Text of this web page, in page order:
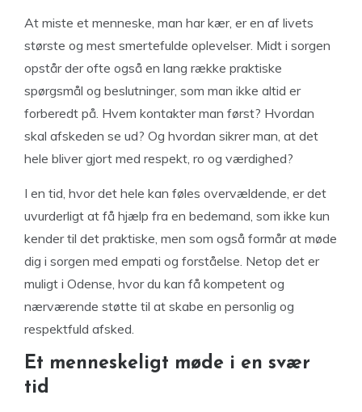
At miste et menneske, man har kær, er en af livets
største og mest smertefulde oplevelser. Midt i sorgen
opstår der ofte også en lang række praktiske
spørgsmål og beslutninger, som man ikke altid er
forberedt på. Hvem kontakter man først? Hvordan
skal afskeden se ud? Og hvordan sikrer man, at det
hele bliver gjort med respekt, ro og værdighed?
I en tid, hvor det hele kan føles overvældende, er det
uvurderligt at få hjælp fra en bedemand, som ikke kun
kender til det praktiske, men som også formår at møde
dig i sorgen med empati og forståelse. Netop det er
muligt i Odense, hvor du kan få kompetent og
nærværende støtte til at skabe en personlig og
respektfuld afsked.
Et menneskeligt møde i en svær
tid